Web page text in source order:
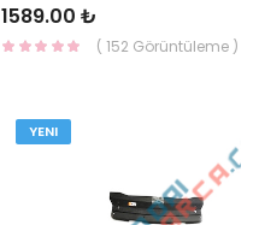
1589.00 ₺
( 152 Görüntüleme )
YENI